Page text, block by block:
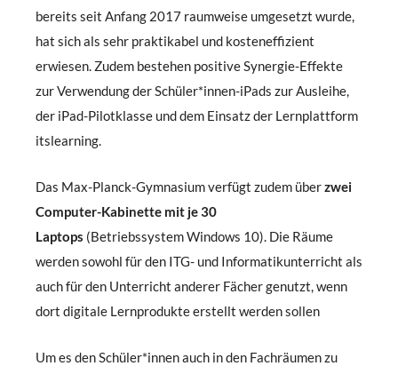
bereits seit Anfang 2017 raumweise umgesetzt wurde,
hat sich als sehr praktikabel und kosteneffizient
erwiesen. Zudem bestehen positive Synergie-Effekte
zur Verwendung der Schüler*innen-iPads zur Ausleihe,
der iPad-Pilotklasse und dem Einsatz der Lernplattform
itslearning.
Das Max-Planck-Gymnasium verfügt zudem überzwei
Computer-Kabinette mit je 30
Laptops (Betriebssystem Windows 10). Die Räume
werden sowohl für den ITG- und Informatikunterricht als
auch für den Unterricht anderer Fächer genutzt, wenn
dort digitale Lernprodukte erstellt werden sollen
Um es den Schüler*innen auch in den Fachräumen zu